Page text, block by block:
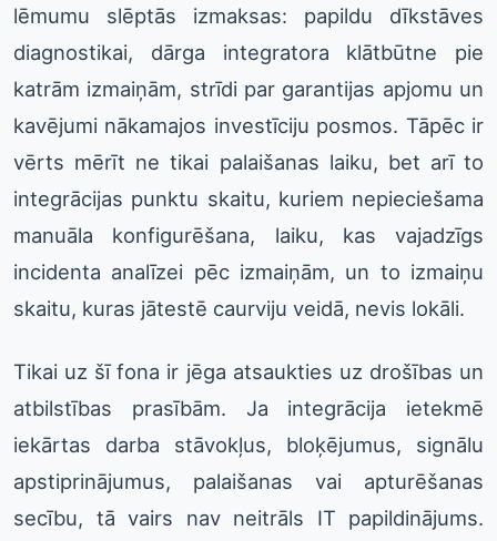
lēmumu slēptās izmaksas: papildu dīkstāves
diagnostikai, dārga integratora klātbūtne pie
katrām izmaiņām, strīdi par garantijas apjomu un
kavējumi nākamajos investīciju posmos. Tāpēc ir
vērts mērīt ne tikai palaišanas laiku, bet arī to
integrācijas punktu skaitu, kuriem nepieciešama
manuāla konfigurēšana, laiku, kas vajadzīgs
incidenta analīzei pēc izmaiņām, un to izmaiņu
skaitu, kuras jātestē caurviju veidā, nevis lokāli.
Tikai uz šī fona ir jēga atsaukties uz drošības un
atbilstības prasībām. Ja integrācija ietekmē
iekārtas darba stāvokļus, bloķējumus, signālu
apstiprinājumus, palaišanas vai apturēšanas
secību, tā vairs nav neitrāls IT papildinājums.